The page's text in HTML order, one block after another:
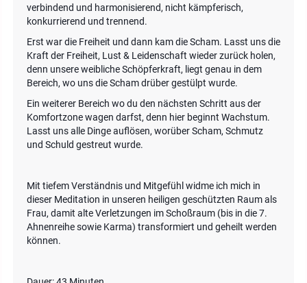
verbindend und harmonisierend, nicht kämpferisch,
konkurrierend und trennend.
Erst war die Freiheit und dann kam die Scham. Lasst uns die
Kraft der Freiheit, Lust & Leidenschaft wieder zurück holen,
denn unsere weibliche Schöpferkraft, liegt genau in dem
Bereich, wo uns die Scham drüber gestülpt wurde.
Ein weiterer Bereich wo du den nächsten Schritt aus der
Komfortzone wagen darfst, denn hier beginnt Wachstum.
Lasst uns alle Dinge auflösen, worüber Scham, Schmutz
und Schuld gestreut wurde.
Mit tiefem Verständnis und Mitgefühl widme ich mich in
dieser Meditation in unseren heiligen geschützten Raum als
Frau, damit alte Verletzungen im Schoßraum (bis in die 7.
Ahnenreihe sowie Karma) transformiert und geheilt werden
können.